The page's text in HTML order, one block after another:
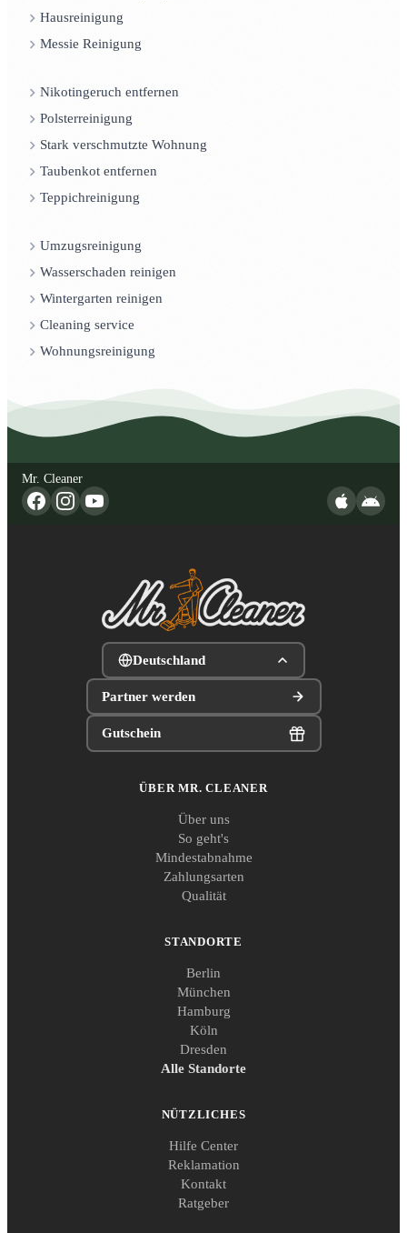
Hausreinigung
Messie Reinigung
Nikotingeruch entfernen
Polsterreinigung
Stark verschmutzte Wohnung
Taubenkot entfernen
Teppichreinigung
Umzugsreinigung
Wasserschaden reinigen
Wintergarten reinigen
Cleaning service
Wohnungsreinigung
Mr. Cleaner
Deutschland
Partner werden
Gutschein
ÜBER MR. CLEANER
Über uns
So geht's
Mindestabnahme
Zahlungsarten
Qualität
STANDORTE
Berlin
München
Hamburg
Köln
Dresden
Alle Standorte
NÜTZLICHES
Hilfe Center
Reklamation
Kontakt
Ratgeber